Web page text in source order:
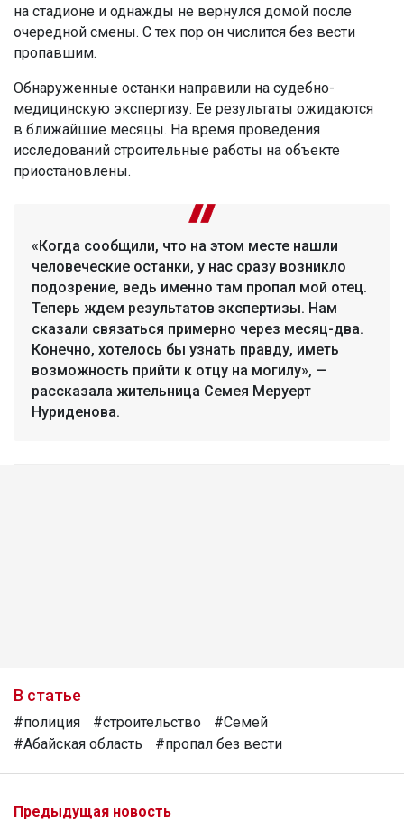
на стадионе и однажды не вернулся домой после
очередной смены. С тех пор он числится без вести
пропавшим.
Обнаруженные останки направили на судебно-
медицинскую экспертизу. Ее результаты ожидаются
в ближайшие месяцы. На время проведения
исследований строительные работы на объекте
приостановлены.
«Когда сообщили, что на этом месте нашли
человеческие останки, у нас сразу возникло
подозрение, ведь именно там пропал мой отец.
Теперь ждем результатов экспертизы. Нам
сказали связаться примерно через месяц-два.
Конечно, хотелось бы узнать правду, иметь
возможность прийти к отцу на могилу», —
рассказала жительница Семея Меруерт
Нуриденова.
В статье
#полиция #строительство
#Семей
#Абайская область
#пропал без вести
Предыдущая новость